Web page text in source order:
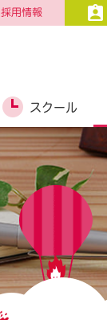
採用情報
スクール